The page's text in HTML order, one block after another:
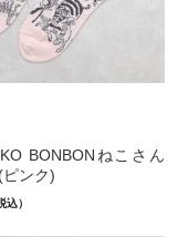
BONBONねこさん
ピンク)
込）